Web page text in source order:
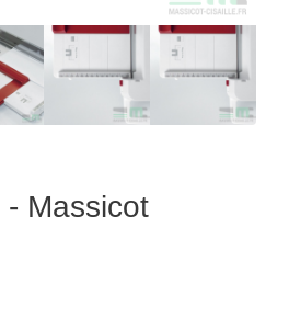
- Massicot